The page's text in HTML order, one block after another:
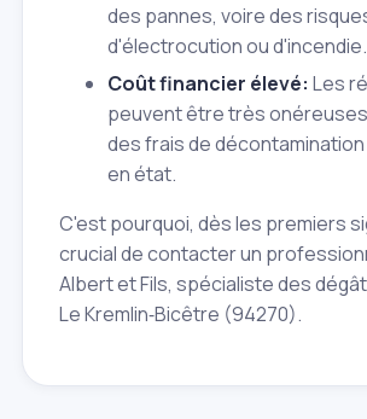
des pannes, voire des
d'électrocution ou d'incendie.
Coût financier élevé: Les
peuvent être très
des frais de
en état.
C'est pourquoi, dès les premiers
crucial de contacter un
Albert et Fils, spécialiste des
Le Kremlin‑Bicêtre (94270).